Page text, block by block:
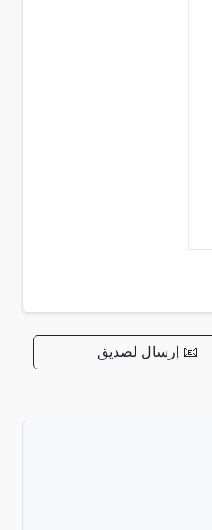
📧 إرسال لصديق